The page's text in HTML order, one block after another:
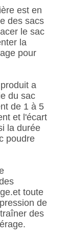
est en
des sacs
le sac
la
pour
a
du sac
de 1 à 5
et l'écart
la durée
poudre
toute
de
des